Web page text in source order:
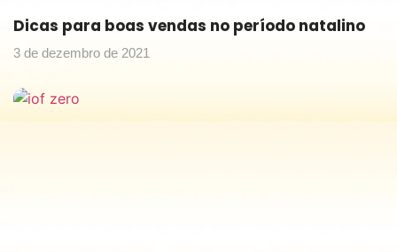
Dicas para boas vendas no período natalino
3 de dezembro de 2021